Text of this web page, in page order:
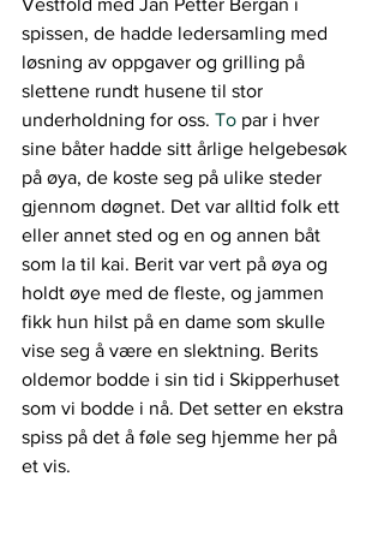
Vestfold med Jan Petter Bergan i
spissen, de hadde ledersamling med
løsning av oppgaver og grilling på
slettene rundt husene til stor
underholdning for oss. To par i hver
sine båter hadde sitt årlige helgebesøk
på øya, de koste seg på ulike steder
gjennom døgnet. Det var alltid folk ett
eller annet sted og en og annen båt
som la til kai. Berit var vert på øya og
holdt øye med de fleste, og jammen
fikk hun hilst på en dame som skulle
vise seg å være en slektning. Berits
oldemor bodde i sin tid i Skipperhuset
som vi bodde i nå. Det setter en ekstra
spiss på det å føle seg hjemme her på
et vis.